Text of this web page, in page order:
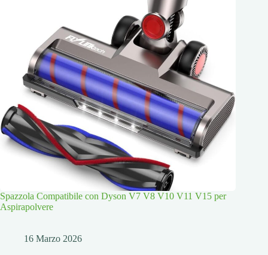
Spazzola Compatibile con Dyson V7 V8 V10 V11 V15 per
Aspirapolvere
16 Marzo 2026